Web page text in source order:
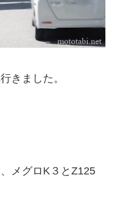
きました。
メグロK３とZ125